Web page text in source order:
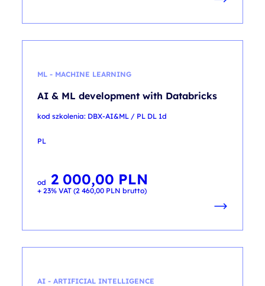
ML - MACHINE LEARNING
AI & ML development with Databricks
kod szkolenia: DBX-AI&ML / PL DL 1d
PL
od 2 000,00 PLN
+ 23% VAT (2 460,00 PLN brutto)
AI - ARTIFICIAL INTELLIGENCE